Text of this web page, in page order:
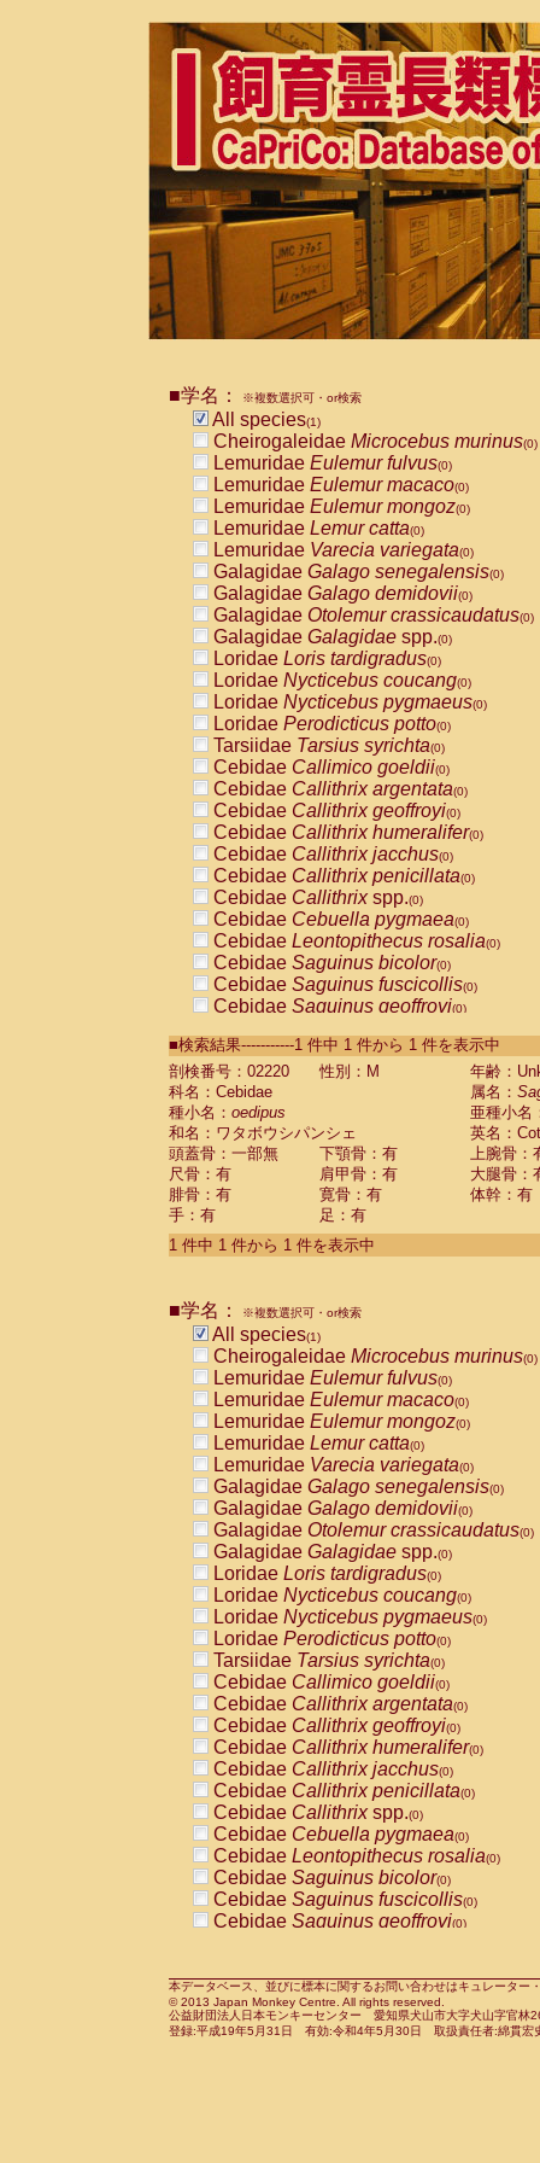
■学名： ※複数選択可・or検索
All species(1)
Cheirogaleidae Microcebus murinus(0)
Lemuridae Eulemur fulvus(0)
Lemuridae Eulemur macaco(0)
Lemuridae Eulemur mongoz(0)
Lemuridae Lemur catta(0)
Lemuridae Varecia variegata(0)
Galagidae Galago senegalensis(0)
Galagidae Galago demidovii(0)
Galagidae Otolemur crassicaudatus(0)
Galagidae Galagidae spp.(0)
Loridae Loris tardigradus(0)
Loridae Nycticebus coucang(0)
Loridae Nycticebus pygmaeus(0)
Loridae Perodicticus potto(0)
Tarsiidae Tarsius syrichta(0)
Cebidae Callimico goeldii(0)
Cebidae Callithrix argentata(0)
Cebidae Callithrix geoffroyi(0)
Cebidae Callithrix humeralifer(0)
Cebidae Callithrix jacchus(0)
Cebidae Callithrix penicillata(0)
Cebidae Callithrixspp.(0)
Cebidae Cebuella pygmaea(0)
Cebidae Leontopithecus rosalia(0)
Cebidae Saguinus bicolor(0)
Cebidae Saguinus fuscicollis(0)
Cebidae Saguinus geoffroyi(0)
CebidaeSaguinus labiatus(0)
Cebidae Saguinus leucopus (0)
Cebidae
Cebidae
CebidaeSaguinus nigricollis (0)
Cebidae Saguinus oedipus
Cebidae Saguinus weddelli
Cebidae Saguinusspp.
Cebidae Aotus trivirgatus
Cebidae Cebus albifrons
CebidaeCebus nigrivittatus
CebidaeCebus
CebidaeSaimiri boliviensis(0)
CebidaeSaimiri sciureus(0)
AtelidaeAlouatta caraya(0)
AtelidaeAlouatta fusca(0)
AtelidaeAlouatta seniculus
AtelidaeAlouattaspp.(0)
AtelidaeAteles belzebuth(0)
AtelidaeAteles geoffroyi(0)
AtelidaeAteles paniscus(0)
AtelidaeAtelesspp.(0)
Atelidae Lagothrix lagothricha
AtelidaeLagothrix lagothricha cana
PitheciidaeCacajao calvus
PitheciidaeCallicebus cupreus
PitheciidaeCallicebus donacophilus
PitheciidaeCallicebus moloch
PitheciidaeCallicebus torquatus
PitheciidaeCallicebusspp.(0)
PitheciidaeChiropotes satanas(0)
PitheciidaePithecia monachus
PitheciidaePithecia pithecia(0)
CercopithecidaeCercocebus agilis
CercopithecidaeCercocebus
CercopithecidaeCercocebus
CercopithecidaeCercocebus
CercopithecidaeCercocebus
CercopithecidaeCercocebushybrid
CercopithecidaePapio anubis(0)
CercopithecidaePapio cynocephalus
CercopithecidaePapio hamadryas(0)
■検索結果-----------1 件中 1 件から 1 件を表示中
剖検番号：02220
性別：M
年齢：
科名：Cebidae
属名：
種小名： oedipus
亜種小名
和名：ワタボウシパンシェ
英名：
頭蓋骨：一部無
下顎骨：有
上腕骨：
尺骨：有
肩甲骨：有
大腿骨：
腓骨：有
寛骨：有
体幹：有
手：有
足：有
1 件中 1 件から 1 件を表示中
■学名： ※複数選択可・or検索
All species(1)
Cheirogaleidae Microcebus murinus(0)
Lemuridae Eulemur fulvus(0)
Lemuridae Eulemur macaco(0)
Lemuridae Eulemur mongoz(0)
Lemuridae Lemur catta(0)
Lemuridae Varecia variegata(0)
Galagidae Galago senegalensis(0)
Galagidae Galago demidovii(0)
Galagidae Otolemur crassicaudatus(0)
Galagidae Galagidae spp.(0)
Loridae Loris tardigradus(0)
Loridae Nycticebus coucang(0)
Loridae Nycticebus pygmaeus(0)
Loridae Perodicticus potto(0)
Tarsiidae Tarsius syrichta(0)
Cebidae Callimico goeldii(0)
Cebidae Callithrix argentata(0)
Cebidae Callithrix geoffroyi(0)
Cebidae Callithrix humeralifer(0)
Cebidae Callithrix jacchus(0)
Cebidae Callithrix penicillata(0)
Cebidae Callithrixspp.(0)
Cebidae Cebuella pygmaea(0)
Cebidae Leontopithecus rosalia(0)
Cebidae Saguinus bicolor(0)
Cebidae Saguinus fuscicollis(0)
Cebidae Saguinus geoffroyi(0)
CebidaeSaguinus leucopus(0)
CebidaeSaguinus midas(0)
Cebidae Saguinus mystax(0)
本データベース、並びに標本に関するお問い合わせはキュレータ
© 2013 Japan Monkey Centre. All rights reserved.
公益財団法人日本モンキーセンター 愛知県犬山市大字犬山字官
登録:平成19年5月31日 有効:令和4年5月30日 取扱責任者:綿貫宏